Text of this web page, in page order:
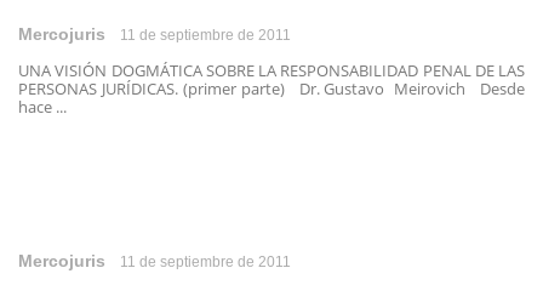
Mercojuris 11 de septiembre de 2011
UNA VISIÓN DOGMÁTICA SOBRE LA RESPONSABILIDAD PENAL DE LAS
PERSONAS JURÍDICAS. (primer parte) Dr. Gustavo Meirovich Desde
hace ...
Mercojuris 11 de septiembre de 2011